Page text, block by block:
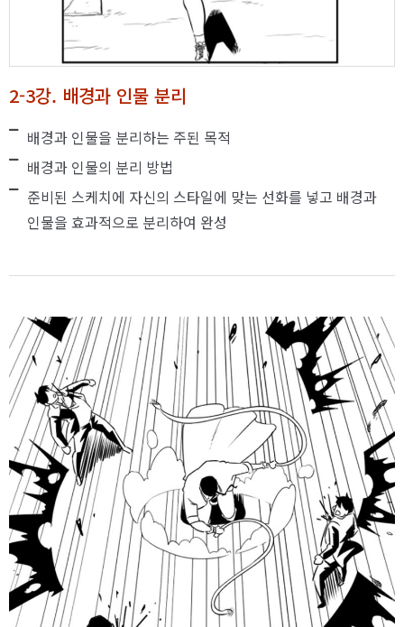
2-3강. 배경과 인물 분리
배경과 인물을 분리하는 주된 목적
배경과 인물의 분리 방법
준비된 스케치에 자신의 스타일에 맞는 선화를 넣고 배경과
인물을 효과적으로 분리하여 완성